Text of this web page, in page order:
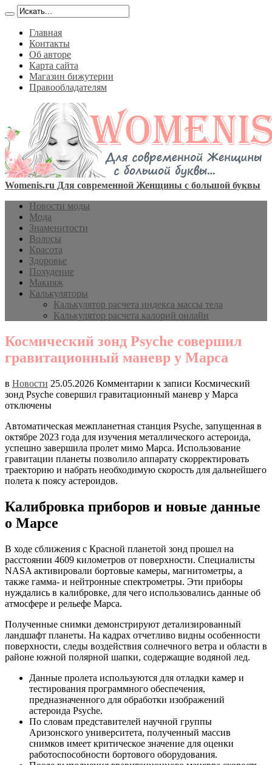
Главная
Контакты
Об авторе
Карта сайта
Магазин бижутерии
Правообладателям
Womenis.ru Для современной Женщины с большой буквы
Новости моды
Мода
Знаменитости
Волосы
Красота
Здоровье
Похудение
Макияж
Калькуляторы
Калькулятор расчета индекса массы тела
Калькулятор расчета калорий онлайн
Космический зонд Psyche совершил
гравитационный маневр у Марса
в Новости 25.05.2026 Комментарии к записи Космический
зонд Psyche совершил гравитационный маневр у Марса
отключены
Автоматическая межпланетная станция Psyche, запущенная в
октябре 2023 года для изучения металлического астероида,
успешно завершила пролет мимо Марса. Использование
гравитации планеты позволило аппарату скорректировать
траекторию и набрать необходимую скорость для дальнейшего
полета к поясу астероидов.
Калибровка приборов и новые данные
о Марсе
В ходе сближения с Красной планетой зонд прошел на
расстоянии 4609 километров от поверхности. Специалисты
NASA активировали бортовые камеры, магнитометры, а
также гамма- и нейтронные спектрометры. Эти приборы
нуждались в калибровке, для чего использовались данные об
атмосфере и рельефе Марса.
Полученные снимки демонстрируют детализированный
ландшафт планеты. На кадрах отчетливо видны особенности
поверхности, следы воздействия солнечного ветра и области в
районе южной полярной шапки, содержащие водяной лед.
Данные пролета используются для отладки камер и
тестирования программного обеспечения,
предназначенного для обработки изображений
астероида Psyche.
По словам представителей научной группы
Аризонского университета, полученный массив
снимков имеет критическое значение для оценки
работоспособности бортового оборудования.